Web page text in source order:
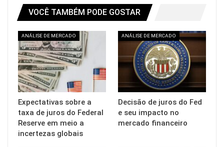
VOCÊ TAMBÉM PODE GOSTAR
ANÁLISE DE MERCADO
Expectativas sobre a
taxa de juros do Federal
Reserve em meio a
incertezas globais
ANÁLISE DE MERCADO
Decisão de juros do Fed
e seu impacto no
mercado financeiro